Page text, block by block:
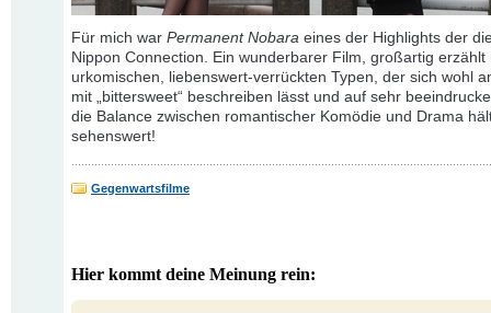
Für mich war Permanent Nobara eines der Highlights der
Nippon Connection. Ein wunderbarer Film, großartig erzählt
urkomischen, liebenswert-verrückten Typen, der sich wohl
mit „bittersweet“ beschreiben lässt und auf sehr
die Balance zwischen romantischer Komödie und Drama
sehenswert!
Gegenwartsfilme
Hier kommt deine Meinung rein: